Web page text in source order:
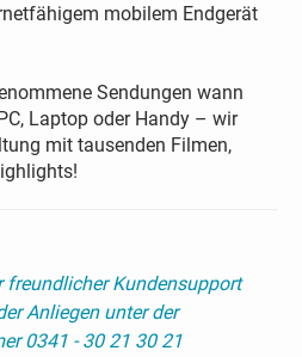
mobilem Endgerät
Sendungen wann
Laptop oder Handy – wir
mit tausenden Filmen,
freundlicher Kundensupport
Anliegen unter der
0341 - 30 21 30 21